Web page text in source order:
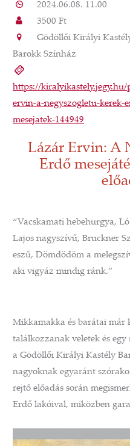
2024.06.08. 11.00
3500 Ft
Gödöllői Királyi
Barokk Színház
https://
ervin-a-negyszogletu-kerek-
mesejatek-144949
Lázár Ervin: A
Erdő
“Vacskamati hebehurgya,
Lajos nagyszívű, Bruckner
eszű, Dömdödöm a
aki vigyáz mindig ránk.”
Mikkamakka és barátai már
találkozzanak veletek és
a Gödöllői Királyi Kastély
nagyoknak egyaránt
rejtő előadás során
Erdő lakóival, miközben